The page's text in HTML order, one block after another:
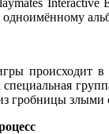
одноимённому
происходит в
специальная
гробницы злыми